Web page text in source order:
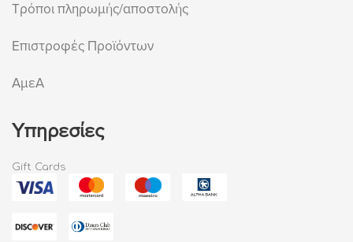
Τρόποι πληρωμής/αποστολής
Επιστροφές Προϊόντων
ΑμεΑ
Υπηρεσίες
Gift Cards